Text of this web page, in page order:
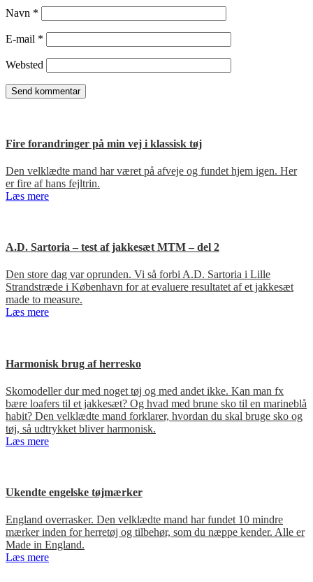
Navn *
E-mail *
Websted
Fire forandringer på min vej i klassisk tøj
Den velklædte mand har været på afveje og fundet hjem igen. Her
er fire af hans fejltrin.
Læs mere
A.D. Sartoria – test af jakkesæt MTM – del 2
Den store dag var oprunden. Vi så forbi A.D. Sartoria i Lille
Strandstræde i København for at evaluere resultatet af et jakkesæt
made to measure.
Læs mere
Harmonisk brug af herresko
Skomodeller dur med noget tøj og med andet ikke. Kan man fx
bære loafers til et jakkesæt? Og hvad med brune sko til en marineblå
habit? Den velklædte mand forklarer, hvordan du skal bruge sko og
tøj, så udtrykket bliver harmonisk.
Læs mere
Ukendte engelske tøjmærker
England overrasker. Den velklædte mand har fundet 10 mindre
mærker inden for herretøj og tilbehør, som du næppe kender. Alle er
Made in England.
Læs mere